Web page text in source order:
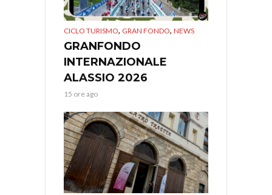
CICLO TURISMO, GRAN FONDO, NEWS
GRANFONDO
INTERNAZIONALE
ALASSIO 2026
15 ore ago